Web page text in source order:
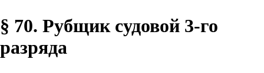
§ 70. Рубщик судовой 3-го
разряда